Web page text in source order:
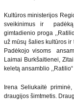
Kultūros ministerijos
sveikinimus ir
gimtadienio proga
už mūsų šalies kultūros
Padėkojo visoms
Laimai Burkšaitienei,
keletą ansamblio
Irena Seliukaitė
draugijos šimtmetis.